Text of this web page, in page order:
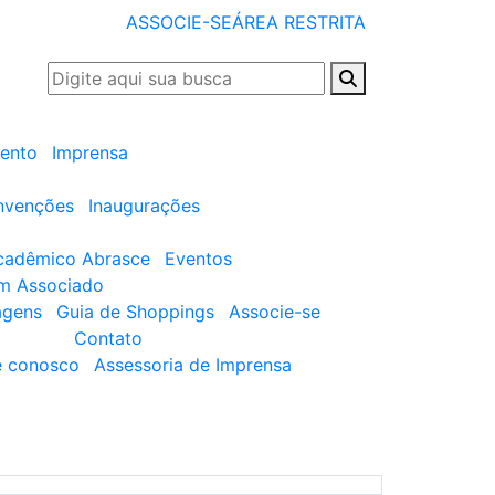
ASSOCIE-SEÁREA RESTRITA
Imprensa
Inaugurações
Abrasce
Eventos
Associado
Guia de Shoppings
Associe-se
Contato
conosco
Assessoria de Imprensa